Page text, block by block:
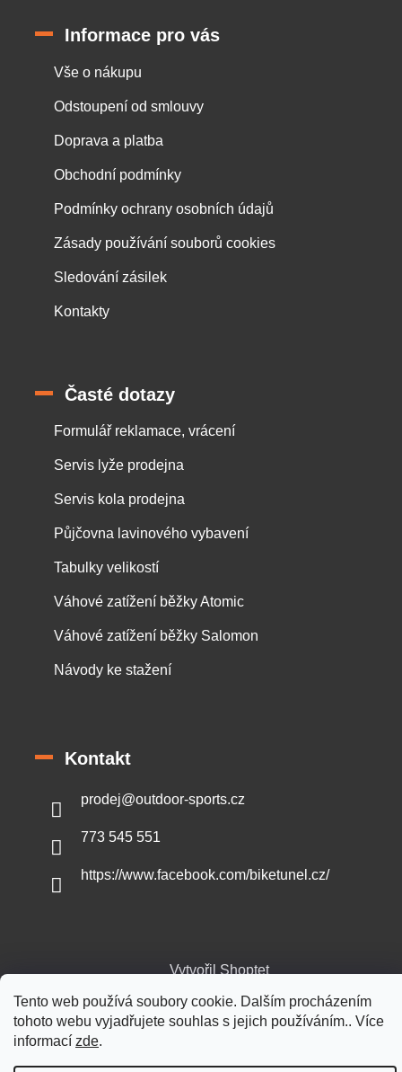
Tento web používá soubory cookie. Dalším procházením
tohoto webu vyjadřujete souhlas s jejich používáním.. Více
informací zde.
Informace pro vás
Vše o nákupu
Odstoupení od smlouvy
Doprava a platba
Obchodní podmínky
Podmínky ochrany osobních údajů
Zásady používání souborů cookies
Sledování zásilek
Kontakty
Časté dotazy
Formulář reklamace, vrácení
Servis lyže prodejna
Servis kola prodejna
Půjčovna lavinového vybavení
Tabulky velikostí
Váhové zatížení běžky Atomic
Váhové zatížení běžky Salomon
Návody ke stažení
Kontakt
prodej@outdoor-sports.cz
773 545 551
https://www.facebook.com/biketunel.cz/
Vytvořil Shoptet
Copyright 2026Outdoor-sports.cz. Všechna práva vyhrazena.